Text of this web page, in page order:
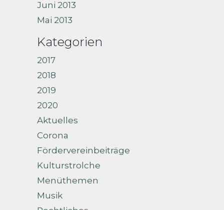
Juni 2013
Mai 2013
Kategorien
2017
2018
2019
2020
Aktuelles
Corona
Fördervereinbeiträge
Kulturstrolche
Menüthemen
Musik